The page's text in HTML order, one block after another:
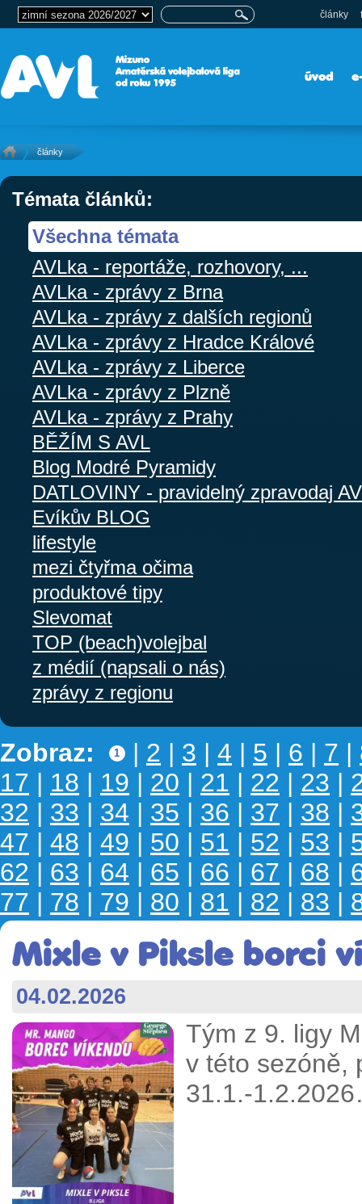
články
úvod
články
Témata článků:
Všechna témata
AVLka - reportáže, rozhovory, ...
AVLka - zprávy z Brna
AVLka - zprávy z dalších regionů
AVLka - zprávy z Hradce Králové
AVLka - zprávy z Liberce
AVLka - zprávy z Plzně
AVLka - zprávy z Prahy
BĚŽÍM S AVL
Blog Modré Pyramidy
DATLOVINY - pravidelný zpravodaj
Evíkův BLOG
lifestyle
mezi čtyřma očima
produktové tipy
Slevomat
TOP (beach)volejbal
z médií (napsali o nás)
zprávy z regionu
Zobraz: 1 | 2 | 3 | 4 | 5 | 6 | 7 |
17 | 18 | 19 | 20 | 21 | 22 | 23 |
32 | 33 | 34 | 35 | 36 | 37 | 38 |
47 | 48 | 49 | 50 | 51 | 52 | 53 |
62 | 63 | 64 | 65 | 66 | 67 | 68 |
77 | 78 | 79 | 80 | 81 | 82 | 83 |
Mixle v Piksle borci
04.02.2026
Tým z 9. ligy
v této sezóně,
31.1.-